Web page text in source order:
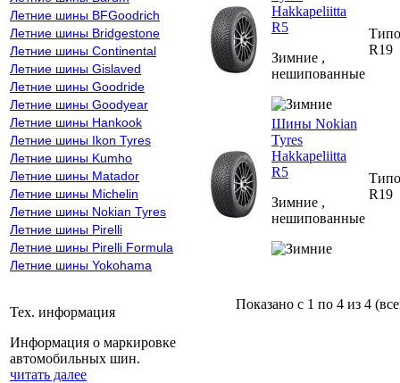
Летние шины BFGoodrich
Летние шины Bridgestone
Летние шины Continental
Летние шины Gislaved
Летние шины Goodride
Летние шины Goodyear
Летние шины Hankook
Летние шины Ikon Tyres
Летние шины Kumho
Летние шины Matador
Летние шины Michelin
Летние шины Nokian Tyres
Летние шины Pirelli
Летние шины Pirelli Formula
Летние шины Yokohama
Тех. информация
Информация о маркировке
автомобильных шин.
читать далее
Hakkapeliitta
R5
Зимние ,
нешипованные
R19
Шины Nokian
Tyres
Hakkapeliitta
R5
Зимние ,
нешипованные
R19
Показано с 1 по 4 из 4